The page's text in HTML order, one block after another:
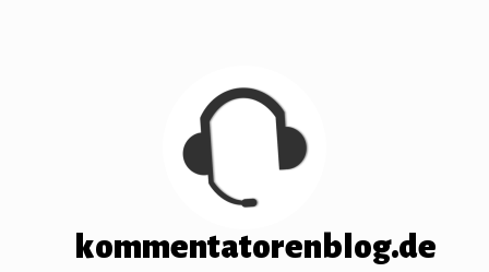
kommentatorenblog.de